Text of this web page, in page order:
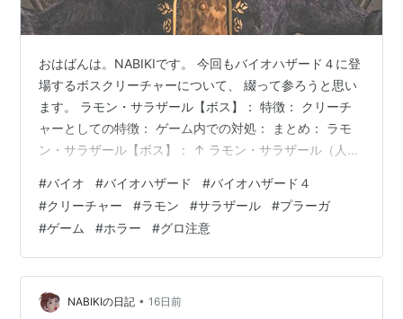
おはばんは。NABIKIです。 今回もバイオハザード４に登
場するボスクリーチャーについて、 綴って参ろうと思い
ます。 ラモン・サラザール【ボス】： 特徴： クリーチ
ャーとしての特徴： ゲーム内での対処： まとめ： ラモ
ン・サラザール【ボス】： ↑ ラモン・サラザール（人間
家の8代目当主。 本来サラザール家は、邪教であるロ
ス・イルミナドスを 弾圧することで平和を保ってきた
が、ラモンは幼少時に 両親を亡くしており、その心の隙
をサドラーに利用され、 プラーガを受け入れてしまった
ことが、彼の執事の手記から 読み取ることができる。 特
徴： 第二ステー…
#バイオ #バイオハザード #バイオハザード４
#クリーチャー #ラモン #サラザール #プラーガ
#ゲーム #ホラー #グロ注意
NABIKIの日記 • 16日前